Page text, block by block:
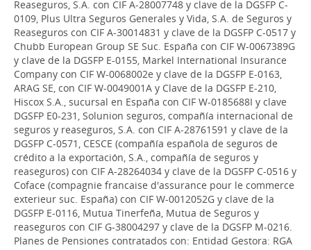
Reaseguros, S.A. con CIF A-28007748 y clave de la DGSFP C-
0109, Plus Ultra Seguros Generales y Vida, S.A. de Seguros y
Reaseguros con CIF A-30014831 y clave de la DGSFP C-0517 y
Chubb European Group SE Suc. España con CIF W-0067389G
y clave de la DGSFP E-0155, Markel International Insurance
Company con CIF W-0068002e y clave de la DGSFP E-0163,
ARAG SE, con CIF W-0049001A y Clave de la DGSFP E-210,
Hiscox S.A., sucursal en España con CIF W-0185688I y clave
DGSFP E0-231, Solunion seguros, compañía internacional de
seguros y reaseguros, S.A. con CIF A-28761591 y clave de la
DGSFP C-0571, CESCE (compañía española de seguros de
crédito a la exportación, S.A., compañía de seguros y
reaseguros) con CIF A-28264034 y clave de la DGSFP C-0516 y
Coface (compagnie francaise d'assurance pour le commerce
exterieur suc. España) con CIF W-0012052G y clave de la
DGSFP E-0116, Mutua Tinerfeña, Mutua de Seguros y
reaseguros con CIF G-38004297 y clave de la DGSFP M-0216.
Planes de Pensiones contratados con: Entidad Gestora: RGA